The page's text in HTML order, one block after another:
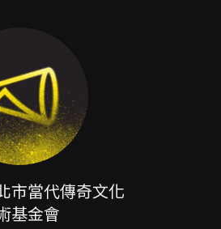
大一頭小》，多種
想像的好像有點不
市當代傳奇文化
基金會